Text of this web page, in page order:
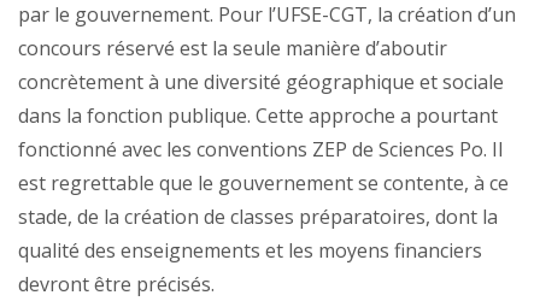
par le gouvernement. Pour l’UFSE-CGT, la création d’un
concours réservé est la seule manière d’aboutir
concrètement à une diversité géographique et sociale
dans la fonction publique. Cette approche a pourtant
fonctionné avec les conventions ZEP de Sciences Po. Il
est regrettable que le gouvernement se contente, à ce
stade, de la création de classes préparatoires, dont la
qualité des enseignements et les moyens financiers
devront être précisés.